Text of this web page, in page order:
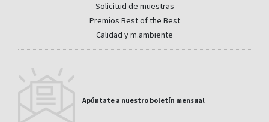
Solicitud de muestras
Premios Best of the Best
Calidad y m.ambiente
Apúntate a nuestro boletín mensual